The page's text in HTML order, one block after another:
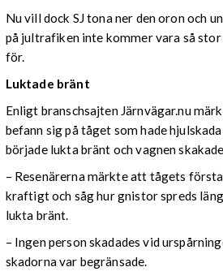
Nu vill dock SJ tona ner den oron och
på jultrafiken inte kommer vara så
för.
Luktade bränt
Enligt branschsajten Järnvägar.nu
befann sig på tåget som hade
började lukta bränt och vagnen
– Resenärerna märkte att tågets
kraftigt och såg hur gnistor spreds
lukta bränt.
– Ingen person skadades vid
skadorna var begränsade.